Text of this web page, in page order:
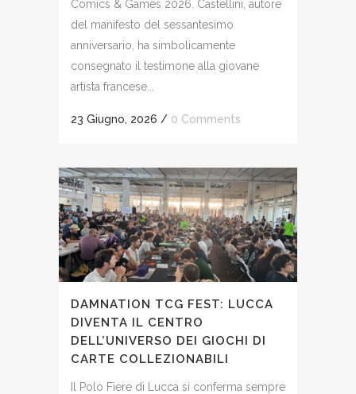
Comics & Games 2026. Castellini, autore
del manifesto del sessantesimo
anniversario, ha simbolicamente
consegnato il testimone alla giovane
artista francese...
23 Giugno, 2026 / 0 Comments
DAMNATION TCG FEST: LUCCA
DIVENTA IL CENTRO
DELL’UNIVERSO DEI GIOCHI DI
CARTE COLLEZIONABILI
Il Polo Fiere di Lucca si conferma sempre